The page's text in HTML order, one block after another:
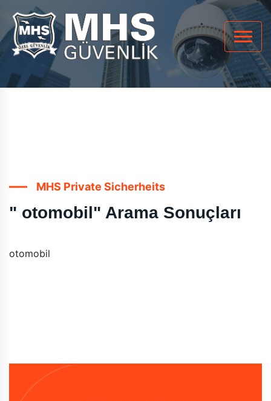
MHS Private Sicherheits
" otomobil" Arama Sonuçları
otomobil